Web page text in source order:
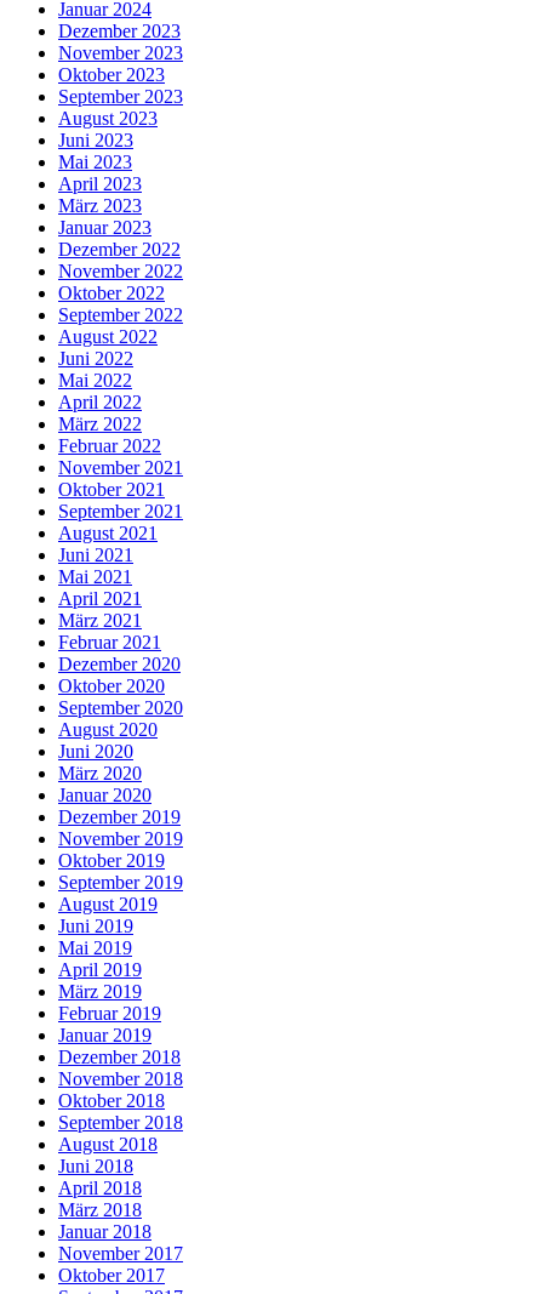
Januar 2024
Dezember 2023
November 2023
Oktober 2023
September 2023
August 2023
Juni 2023
Mai 2023
April 2023
März 2023
Januar 2023
Dezember 2022
November 2022
Oktober 2022
September 2022
August 2022
Juni 2022
Mai 2022
April 2022
März 2022
Februar 2022
November 2021
Oktober 2021
September 2021
August 2021
Juni 2021
Mai 2021
April 2021
März 2021
Februar 2021
Dezember 2020
Oktober 2020
September 2020
August 2020
Juni 2020
März 2020
Januar 2020
Dezember 2019
November 2019
Oktober 2019
September 2019
August 2019
Juni 2019
Mai 2019
April 2019
März 2019
Februar 2019
Januar 2019
Dezember 2018
November 2018
Oktober 2018
September 2018
August 2018
Juni 2018
April 2018
März 2018
Januar 2018
November 2017
Oktober 2017